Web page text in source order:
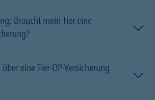
Braucht mein Tier eine
eine Tier-OP-Versicherung